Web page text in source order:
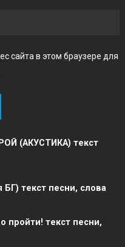
сайта в этом браузере для
(АКУСТИКА) текст
текст песни, слова
пройти! текст песни,